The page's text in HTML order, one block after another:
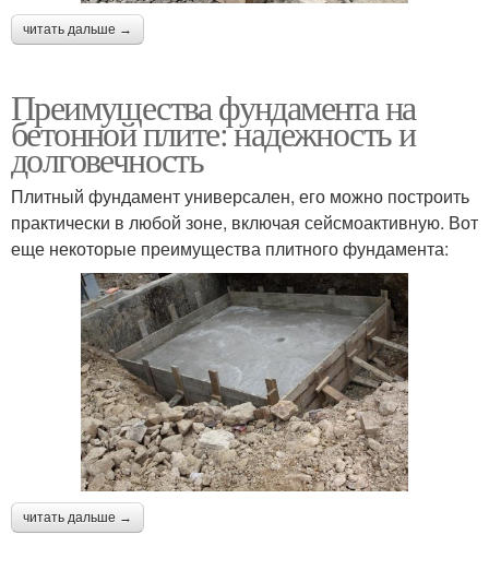
читать дальше →
Преимущества фундамента на
бетонной плите: надежность и
долговечность
Плитный фундамент универсален, его можно построить
практически в любой зоне, включая сейсмоактивную. Вот
еще некоторые преимущества плитного фундамента:
читать дальше →